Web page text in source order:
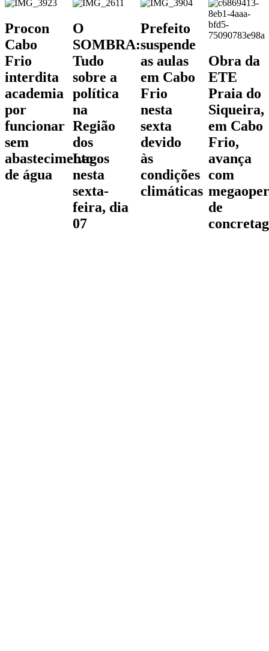
Procon
Cabo
Frio
interdita
academia
por
funcionar
sem
abastecimento
de água
O
SOMBRA:
Tudo
sobre a
política
na
Região
dos
Lagos
nesta
sexta-
feira, dia
07
Prefeito
suspende
as aulas
em Cabo
Frio
nesta
sexta
devido
às
condições
climáticas
Obra da
ETE
Praia do
Siqueira,
em Cabo
Frio,
avança
com
de